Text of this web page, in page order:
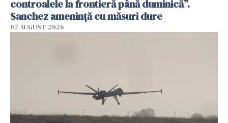
controalele la frontieră până duminică”.
Sanchez amenință cu măsuri dure
07 AUGUST 2026